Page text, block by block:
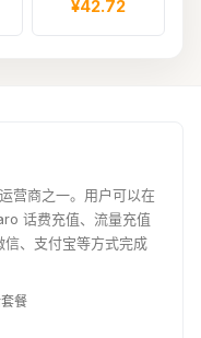
¥42.72
¥181.41
52000ARS
营商之一。用户可以在
话费充值、流量充值
信、支付宝等方式完成
餐